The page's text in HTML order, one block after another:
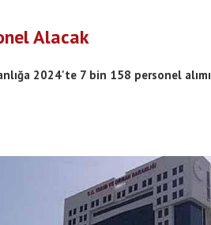
Alacak
2024'te 7 bin 158 personel alımı